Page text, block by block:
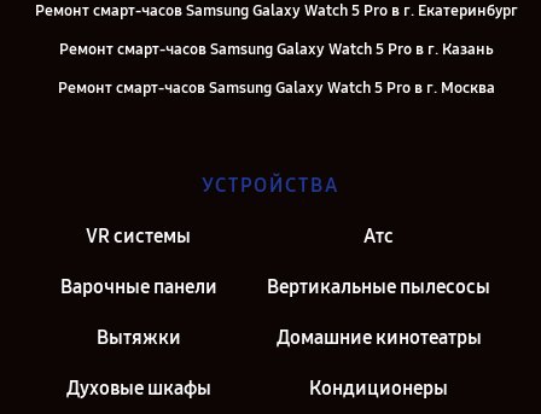
Ремонт смарт-часов Samsung Galaxy Watch 5 Pro в г. Екатеринбург
Ремонт смарт-часов Samsung Galaxy Watch 5 Pro в г. Казань
Ремонт смарт-часов Samsung Galaxy Watch 5 Pro в г. Москва
УСТРОЙСТВА
VR системы Атс
Варочные панели Вертикальные пылесосы
Вытяжки Домашние кинотеатры
Духовые шкафы Кондиционеры